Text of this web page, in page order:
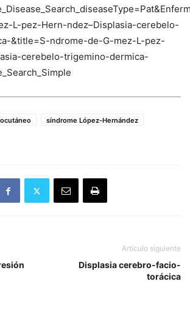
L-pez-Hern-ndez–Displasia-cerebelo-
&title=S-ndrome-de-G-mez-L-pez-
cerebelo-trigemino-dermica-
síndrome López-Hernández
Artículo siguiente
Displasia cerebro-facio-
torácica